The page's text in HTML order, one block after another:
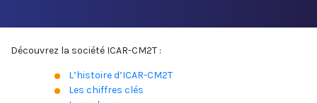
Découvrez la société ICAR-CM2T :
L’histoire d’ICAR-CM2T
Les chiffres clés